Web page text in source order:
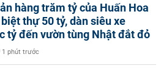
hàng trăm tỷ của Huấn Hoa
thự 50 tỷ, dàn siêu xe
tỷ đến vườn tùng Nhật đắt đỏ
1 phút trước